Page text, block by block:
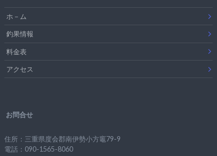
ホ－ム
釣果情報
料金表
アクセス
お問合せ
住所：三重県度会郡南伊勢小方竈79-9
電話：090-1565-8060